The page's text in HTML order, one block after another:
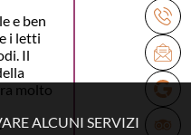
e ben
i letti
Il
molto
ALCUNI SERVIZI